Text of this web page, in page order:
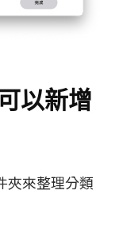
以新增
夾來整理分類